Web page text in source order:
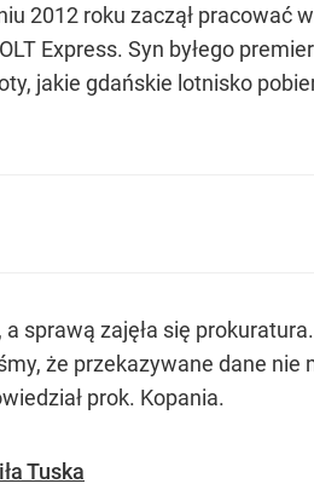
2012 roku zaczął pracować
Express. Syn byłego
jakie gdańskie lotnisko
sprawą zajęła się
że przekazywane dane nie
prok. Kopania.
Tuska